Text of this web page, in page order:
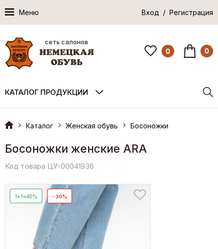
Меню Вход / Регистрация
сеть салонов
0 0
КАТАЛОГ ПРОДУКЦИИ
Каталог Женская обувь Босоножки
Босоножки женские ARA
Код товара ЦУ-00041936
1+1=40% - 30%